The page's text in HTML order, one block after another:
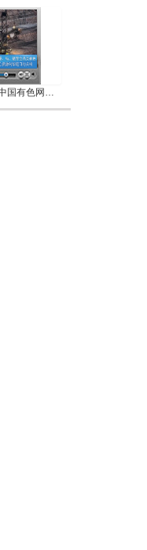
2026年2月27日中国有色网络电视新闻